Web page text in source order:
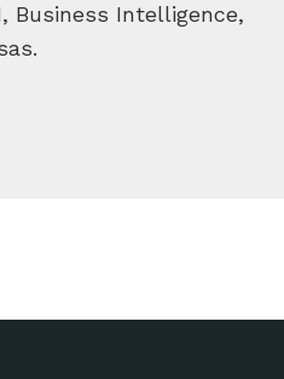
Business Intelligence,